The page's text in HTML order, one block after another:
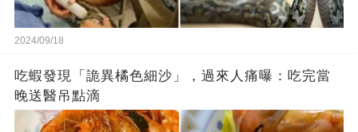
2024/09/18
吃蝦發現「詭異橘色細沙」，過來人痛曝：吃完當
晚送醫吊點滴